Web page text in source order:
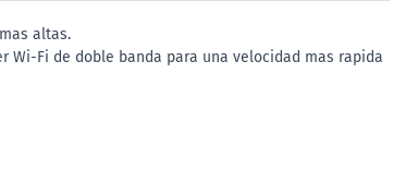
altas.
Wi-Fi de doble banda para una velocidad mas rapida